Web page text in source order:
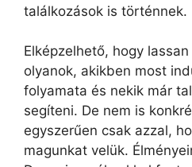
találkozások is történnek.
Elképzelhető, hogy
olyanok, akikben most
folyamata és nekik már
segíteni. De nem is
egyszerűen csak azzal,
magunkat velük.